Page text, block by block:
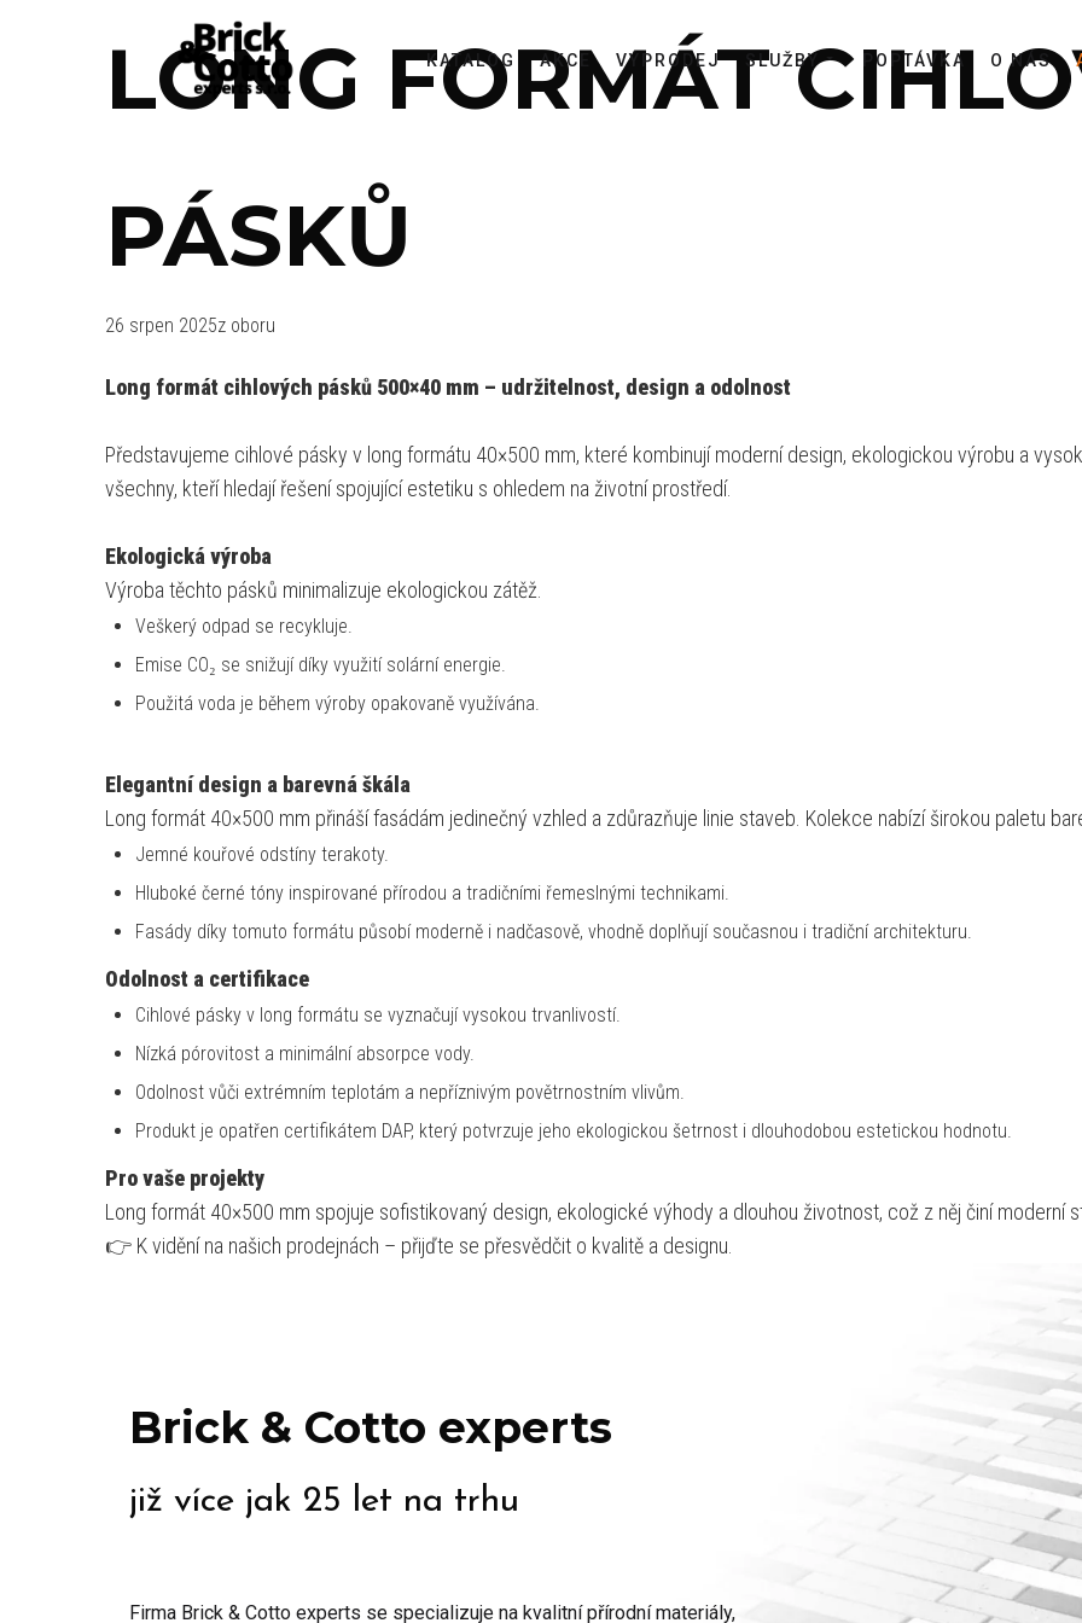
KATALOG AKCE VÝPRODEJ SLUŽBY POPTÁVKA O NÁS
LONG FORMÁT
PÁSKŮ
26 srpen 2025z oboru
Long formát cihlových pásků 500×40 mm – udržitelnost, design a odolnost
Představujeme cihlové pásky v long formátu 40×500 mm, které kombinují moderní design, ekologickou výrobu a
všechny, kteří hledají řešení spojující estetiku s ohledem na životní prostředí.
Ekologická výroba
Výroba těchto pásků minimalizuje ekologickou zátěž.
Veškerý odpad se recykluje.
Emise CO₂ se snižují díky využití solární energie.
Použitá voda je během výroby opakovaně využívána.
Elegantní design a barevná škála
Long formát 40×500 mm přináší fasádám jedinečný vzhled a zdůrazňuje linie staveb. Kolekce nabízí širokou paletu
Jemné kouřové odstíny terakoty.
Hluboké černé tóny inspirované přírodou a tradičními řemeslnými technikami.
Fasády díky tomuto formátu působí moderně i nadčasově, vhodně doplňují současnou i tradiční architekturu.
Odolnost a certifikace
Cihlové pásky v long formátu se vyznačují vysokou trvanlivostí.
Nízká pórovitost a minimální absorpce vody.
Odolnost vůči extrémním teplotám a nepříznivým povětrnostním vlivům.
Produkt je opatřen certifikátem DAP, který potvrzuje jeho ekologickou šetrnost i dlouhodobou estetickou hodnotu.
Pro vaše projekty
Long formát 40×500 mm spojuje sofistikovaný design, ekologické výhody a dlouhou životnost, což z něj činí moderní
👉 K vidění na našich prodejnách – přijďte se přesvědčit o kvalitě a designu.
Brick & Cotto experts
již více jak 25 let na trhu
Firma Brick & Cotto experts se specializuje na kvalitní přírodní materiály,